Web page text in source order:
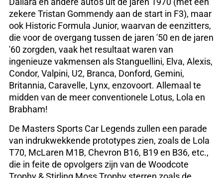
Dallara en andere auto's uit de jaren 1970 (met een
zekere Tristan Gommendy aan de start in F3), maar
ook Historic Formula Junior, waarvan de eenzitters,
die voor de overgang tussen de jaren '50 en de jaren
'60 zorgden, vaak het resultaat waren van
ingenieuze vakmensen als Stanguellini, Elva, Alexis,
Condor, Valpini, U2, Branca, Donford, Gemini,
Britannia, Caravelle, Lynx, enzovoort. Allemaal te
midden van de meer conventionele Lotus, Lola en
Brabham!
De Masters Sports Car Legends zullen een parade
van indrukwekkende prototypes zien, zoals de Lola
T70, McLaren M1B, Chevron B16, B19 en B36, etc.,
die in feite de opvolgers zijn van de Woodcote